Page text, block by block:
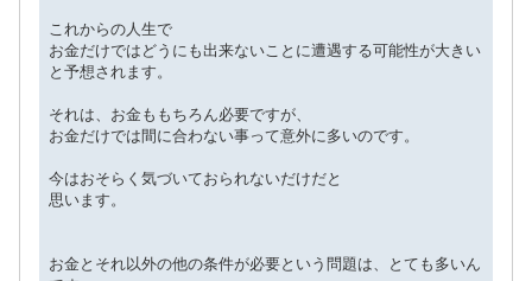
これからの人生で
お金だけではどうにも出来ないことに遭遇する可能性が大きい
と予想されます。
それは、お金ももちろん必要ですが、
お金だけでは間に合わない事って意外に多いのです。
今はおそらく気づいておられないだけだと
思います。
お金とそれ以外の他の条件が必要という問題は、とても多いん